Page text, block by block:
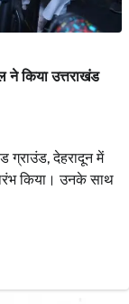
ने किया उत्तराखंड
ग्राउंड, देहरादून में
किया। उनके साथ